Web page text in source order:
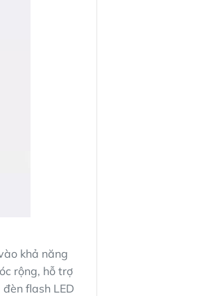
khả năng
rộng, hỗ trợ
flash LED